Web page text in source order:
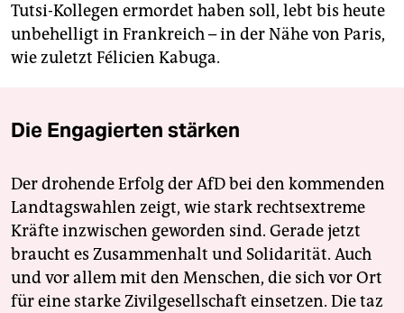
Tutsi-Kollegen ermordet haben soll, lebt bis heute
unbehelligt in Frankreich – in der Nähe von Paris,
wie zuletzt Félicien Kabuga.
Die Engagierten stärken
Der drohende Erfolg der AfD bei den kommenden
Landtagswahlen zeigt, wie stark rechtsextreme
Kräfte inzwischen geworden sind. Gerade jetzt
braucht es Zusammenhalt und Solidarität. Auch
und vor allem mit den Menschen, die sich vor Ort
für eine starke Zivilgesellschaft einsetzen. Die taz